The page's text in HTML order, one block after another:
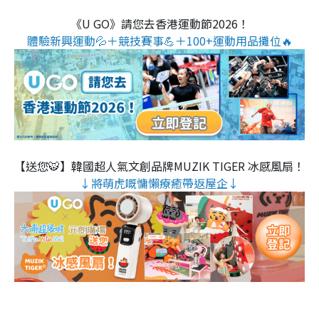
《U GO》請您去香港運動節2026！
體驗新興運動💦＋競技賽事💪＋100+運動用品攤位🔥
【送您🐯】韓國超人氣文創品牌MUZIK TIGER 冰感風扇！
↓將萌虎嘅慵懶療癒帶返屋企↓